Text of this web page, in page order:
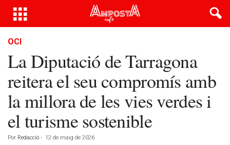
OCI
La Diputació de Tarragona
reitera el seu compromís amb
la millora de les vies verdes i
el turisme sostenible
Por Redacció - 12 de maig de 2026